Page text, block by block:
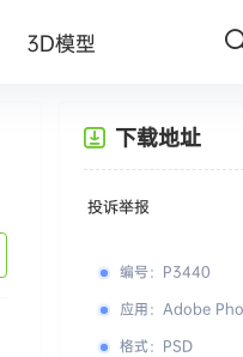
3D模型
下载地址
投诉举报
编号： P3440
应用： Adobe
格式： PSD